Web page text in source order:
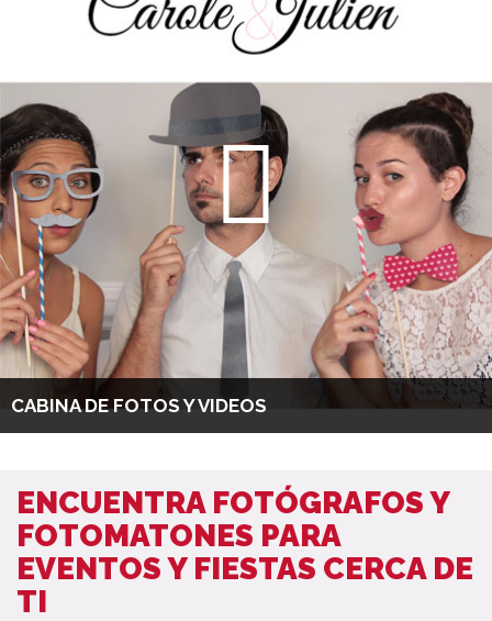
CABINA DE FOTOS Y VIDEOS
ENCUENTRA FOTÓGRAFOS Y
FOTOMATONES PARA
EVENTOS Y FIESTAS CERCA DE
TI